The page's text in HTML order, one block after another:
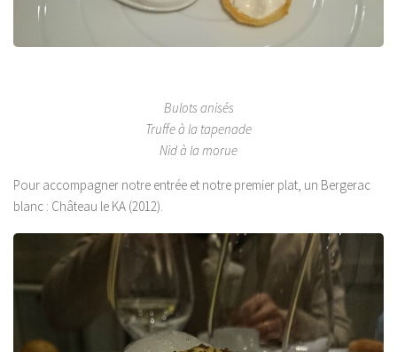
Bulots anisés
Truffe à la tapenade
Nid à la morue
Pour accompagner notre entrée et notre premier plat, un Bergerac
blanc : Château le KA (2012).